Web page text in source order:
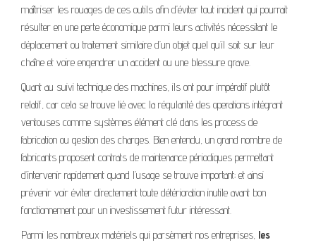
maîtriser les rouages de ces outils afin d’éviter tout incident qui pourrait
résulter en une perte économique parmi leurs activités nécessitant le
déplacement ou traitement similaire d’un objet quel qu’il soit sur leur
chaîne et voire engendrer un accident ou une blessure grave.
Quant au suivi technique des machines, ils ont pour impératif plutôt
relatif, car cela se trouve lié avec la régularité des operations intégrant
ventouses comme systèmes élément clé dans les process de
fabrication ou gestion des charges. Bien entendu, un grand nombre de
fabricants proposent contrats de maintenance périodiques permettant
d’intervenir rapidement quand l’usage se trouve important; et ainsi
prévenir voir éviter directement toute détérioration inutile avant bon
fonctionnement pour un investissement futur intéressant.
Parmi les nombreux matériels qui parsèment nos entreprises, les